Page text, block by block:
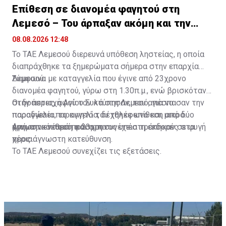
Επίθεση σε διανομέα φαγητού στη
Λεμεσό – Του άρπαξαν ακόμη και την
παραγγελία
08.08.2026 12:48
Το ΤΑΕ Λεμεσού διερευνά υπόθεση ληστείας, η οποία
διαπράχθηκε τα ξημερώματα σήμερα στην επαρχία
Λεμεσού.
Σύμφωνα με καταγγελία που έγινε από 23χρονο
διανομέα φαγητού, γύρω στη 1.30π.μ., ενώ βρισκόταν
στην περιοχή Αγίου Συλά στη Λεμεσό, για να
παραδώσει παραγγελία, δέχθηκε επίθεση από δύο
άγνωστα νεαρά πρόσωπα.
Οι δράστες, αφού τον κτύπησαν, του απέσπασαν την
παραγγελία, το κινητό του τηλέφωνο και μικρό
χρηματικό ποσό, και στη συνέχεια τράπηκαν σε φυγή
προς άγνωστη κατεύθυνση.
Από την επίθεση ο 23χρονος υπέστη εκδορές στα
χέρια.
Το ΤΑΕ Λεμεσού συνεχίζει τις εξετάσεις.